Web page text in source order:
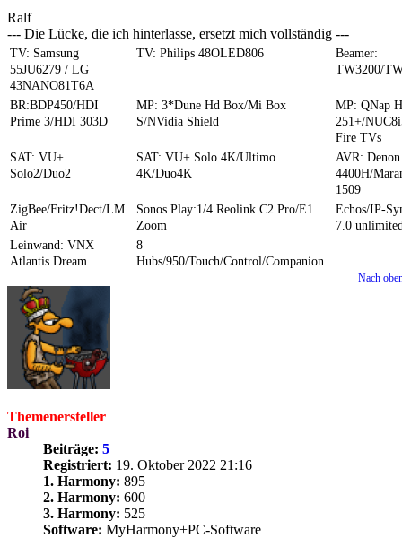
Ralf
--- Die Lücke, die ich hinterlasse, ersetzt mich vollständig ---
TV: Samsung
55JU6279 / LG
43NANO81T6A
TV: Philips 48OLED806
Beamer:
TW3200/
BR:BDP450/HDI
Prime 3/HDI 303D
MP: 3*Dune Hd Box/Mi Box
S/NVidia Shield
MP: QNap
251+/
Fire TVs
SAT: VU+
Solo2/Duo2
SAT: VU+ Solo 4K/Ultimo
4K/Duo4K
AVR: Denon
4400H/
1509
ZigBee/Fritz!Dect/LM
Air
Sonos Play:1/4 Reolink C2 Pro/E1
Zoom
Echos/IP-
7.0
Leinwand: VNX
Atlantis Dream
8
Hubs/950/Touch/Control/Companion
Nach
Themenersteller
Roi
Beiträge: 5
Registriert: 19. Oktober 2022 21:16
1. Harmony: 895
2. Harmony: 600
3. Harmony: 525
Software: MyHarmony+PC-Software